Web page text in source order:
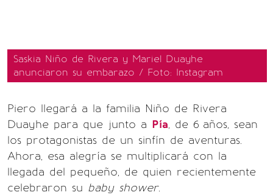
Saskia Niño de Rivera y Mariel Duayhe
anunciaron su embarazo / Foto: Instagram
Piero llegará a la familia Niño de Rivera
Duayhe para que junto a Pía, de 6 años, sean
los protagonistas de un sinfín de aventuras.
Ahora, esa alegría se multiplicará con la
llegada del pequeño, de quien recientemente
celebraron su baby shower.